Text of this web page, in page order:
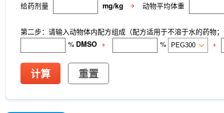
给药剂量 mg/kg 动物平均体重
第二步：请输入动物体内配方组成（配方适用于不溶于水的药物
% DMSO + % +
计算 重置